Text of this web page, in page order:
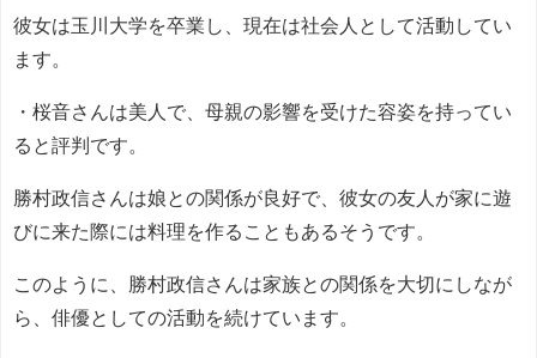
彼女は玉川大学を卒業し、現在は社会人として活動してい
ます。
・桜音さんは美人で、母親の影響を受けた容姿を持ってい
ると評判です。
勝村政信さんは娘との関係が良好で、彼女の友人が家に遊
びに来た際には料理を作ることもあるそうです。
このように、勝村政信さんは家族との関係を大切にしなが
ら、俳優としての活動を続けています。